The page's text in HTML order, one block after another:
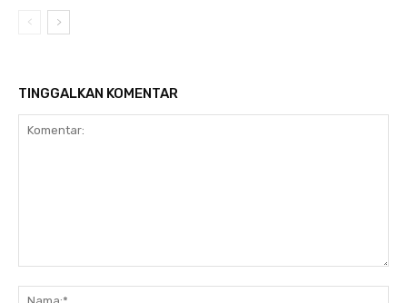
TINGGALKAN KOMENTAR